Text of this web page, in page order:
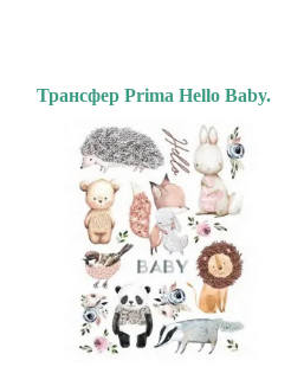
Трансфер Prima Hello Baby.